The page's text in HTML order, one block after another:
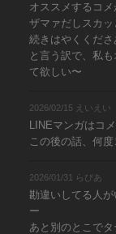
オススメするコ
ザマァだしスカ
続きはやくくださ
と言う訳で、私
て欲しい〜
2026/02/15 えいえい
LINEマンガはコ
この後の話、何
2026/01/31 らぴあ
勘違いしてる人
ー
あと別のとこで